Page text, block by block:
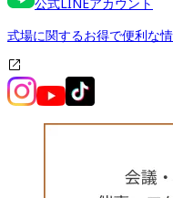
式場に関するお得で便利な